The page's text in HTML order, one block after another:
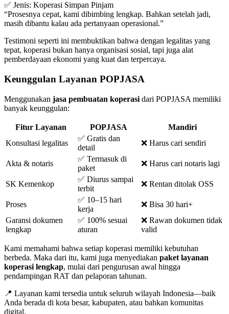
✅ Jenis: Koperasi Simpan Pinjam
“Prosesnya cepat, kami dibimbing lengkap. Bahkan setelah jadi,
masih dibantu kalau ada pertanyaan operasional.”
Testimoni seperti ini membuktikan bahwa dengan legalitas yang
tepat, koperasi bukan hanya organisasi sosial, tapi juga alat
pemberdayaan ekonomi yang kuat dan terpercaya.
Keunggulan Layanan POPJASA
Menggunakan jasa pembuatan koperasi dari POPJASA memiliki
banyak keunggulan:
Fitur Layanan POPJASA
Mandiri
Konsultasi legalitas
✅ Gratis dan
detail
❌ Harus cari sendiri
Akta & notaris
✅ Termasuk di
paket
❌ Harus cari notaris lagi
SK Kemenkop
✅ Diurus sampai
terbit
❌ Rentan ditolak OSS
Proses
✅ 10–15 hari
kerja
❌ Bisa 30 hari+
Garansi dokumen
lengkap
✅ 100% sesuai
aturan
❌ Rawan dokumen tidak
valid
Kami memahami bahwa setiap koperasi memiliki kebutuhan
berbeda. Maka dari itu, kami juga menyediakan paket layanan
koperasi lengkap, mulai dari pengurusan awal hingga
pendampingan RAT dan pelaporan tahunan.
📍 Layanan kami tersedia untuk seluruh wilayah Indonesia—baik
Anda berada di kota besar, kabupaten, atau bahkan komunitas
digital.